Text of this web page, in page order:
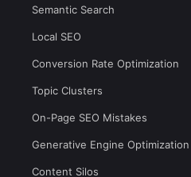
Semantic Search
Local SEO
Conversion Rate Optimization
Topic Clusters
On-Page SEO Mistakes
Generative Engine Optimization
Content Silos